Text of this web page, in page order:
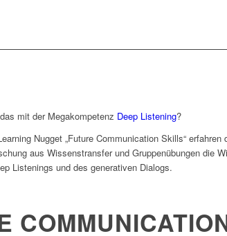
mit der Megakompetenz Deep Listening?
Nugget „Future Communication Skills“ erfahren
aus Wissenstransfer und Gruppenübungen die
Listenings und des generativen Dialogs.